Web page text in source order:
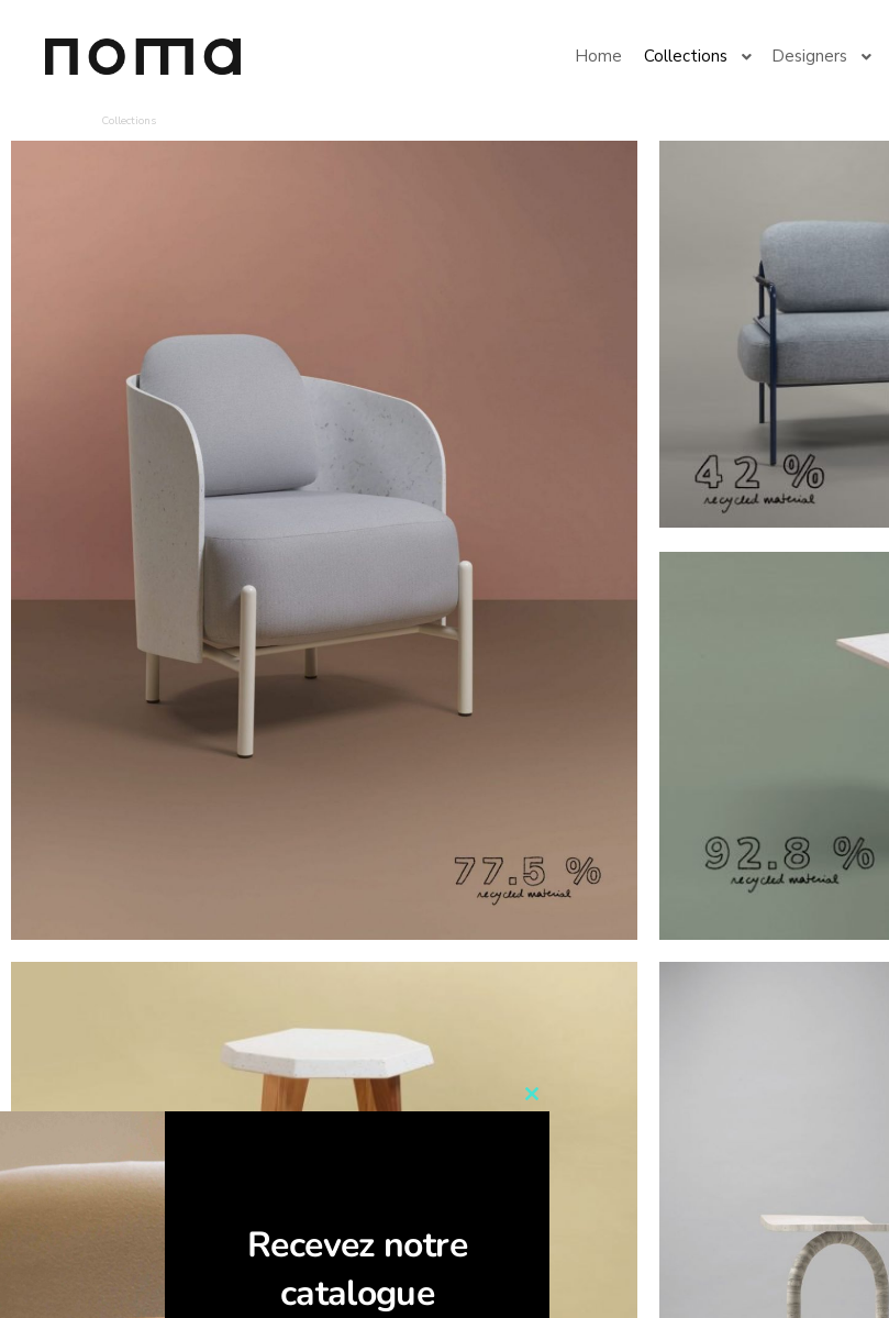
Home Collections Designers
Collections
Close
Recevez notre
catalogue